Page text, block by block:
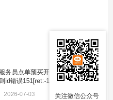
服务员点单预买开房时提示：买断规
则id错误151[ret:-1][WJ094]
2026-07-03
关注微信公众号